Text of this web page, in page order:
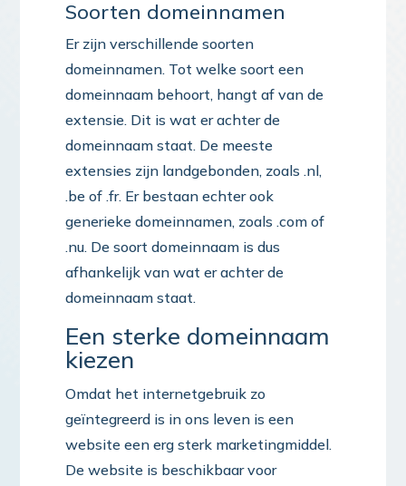
Soorten domeinnamen
Er zijn verschillende soorten
domeinnamen. Tot welke soort een
domeinnaam behoort, hangt af van de
extensie. Dit is wat er achter de
domeinnaam staat. De meeste
extensies zijn landgebonden, zoals .nl,
.be of .fr. Er bestaan echter ook
generieke domeinnamen, zoals .com of
.nu. De soort domeinnaam is dus
afhankelijk van wat er achter de
domeinnaam staat.
Een sterke domeinnaam
kiezen
Omdat het internetgebruik zo
geïntegreerd is in ons leven is een
website een erg sterk marketingmiddel.
De website is beschikbaar voor